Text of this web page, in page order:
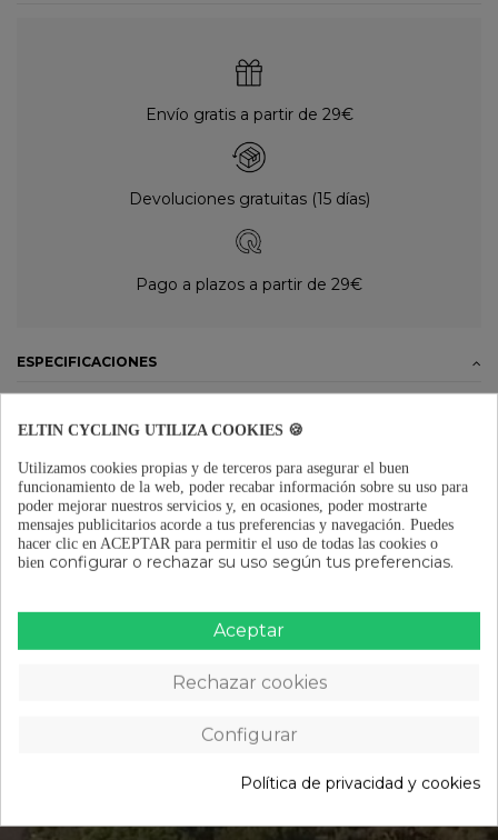
Envío gratis a partir de 29€
Devoluciones gratuitas (15 días)
Pago a plazos a partir de 29€
ESPECIFICACIONES
OPINIONES(0)
ÚNETE A LA
KEEP ON CYCLING
Novedades, consejos, guías de compra y mucho
ELTIN CYCLING UTILIZA COOKIES 🍪
Utilizamos cookies propias y de terceros para asegurar el buen
funcionamiento de la web, poder recabar información sobre su uso para
poder mejorar nuestros servicios y, en ocasiones, poder mostrarte
mensajes publicitarios acorde a tus preferencias y navegación. Puedes
hacer clic en ACEPTAR para permitir el uso de todas las cookies o
bien configurar o rechazar su uso según tus preferencias.
Aceptar
Rechazar cookies
Configurar
Política de privacidad y cookies